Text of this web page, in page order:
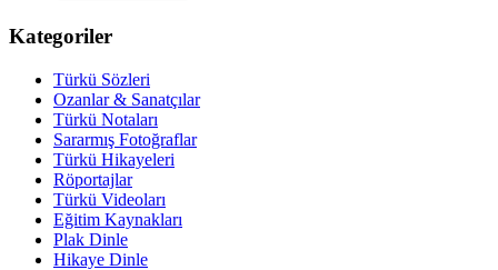
Kategoriler
Türkü Sözleri
Ozanlar & Sanatçılar
Türkü Notaları
Sararmış Fotoğraflar
Türkü Hikayeleri
Röportajlar
Türkü Videoları
Eğitim Kaynakları
Plak Dinle
Hikaye Dinle